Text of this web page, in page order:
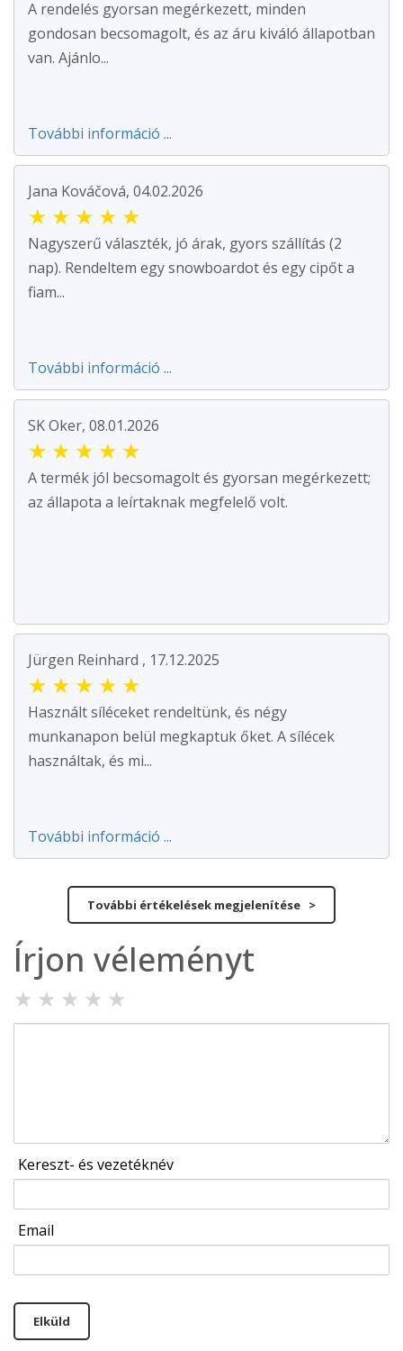
A rendelés gyorsan megérkezett, minden
gondosan becsomagolt, és az áru kiváló állapotban
van. Ajánlo...
További információ ...
Jana Kováčová, 04.02.2026
★ ★ ★ ★ ★
Nagyszerű választék, jó árak, gyors szállítás (2
nap). Rendeltem egy snowboardot és egy cipőt a
fiam...
További információ ...
SK Oker, 08.01.2026
★ ★ ★ ★ ★
A termék jól becsomagolt és gyorsan megérkezett;
az állapota a leírtaknak megfelelő volt.
Jürgen Reinhard , 17.12.2025
★ ★ ★ ★ ★
Használt síléceket rendeltünk, és négy
munkanapon belül megkaptuk őket. A sílécek
használtak, és mi...
További információ ...
További értékelések megjelenítése >
Írjon véleményt
★ ★ ★ ★ ★
Kereszt- és vezetéknév
Email
Elküld